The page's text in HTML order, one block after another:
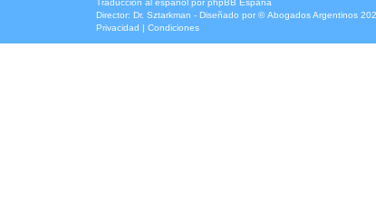
Traducción al español por phpBB España
Director: Dr. Sztarkman - Diseñado por ©Abogados Argentinos
Privacidad | Condiciones